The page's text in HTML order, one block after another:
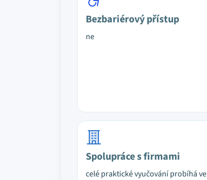
Bezbariérový přístup
ne
Spolupráce s firmami
celé praktické vyučování probíhá ve